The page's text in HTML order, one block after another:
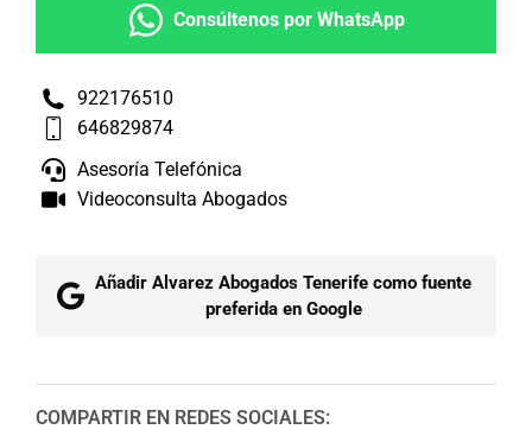
Consúltenos por WhatsApp
922176510
646829874
Asesoría Telefónica
Videoconsulta Abogados
Añadir Alvarez Abogados Tenerife como fuente
preferida en Google
COMPARTIR EN REDES SOCIALES: